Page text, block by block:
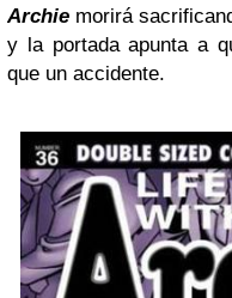
Archie morirá
y la portada apunta a
que un accidente.